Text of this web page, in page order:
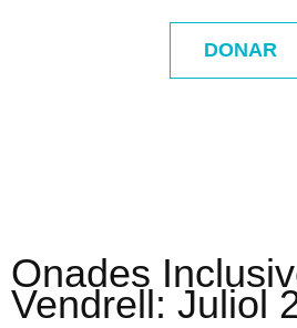
DONAR
Onades
Vendrell: Juliol